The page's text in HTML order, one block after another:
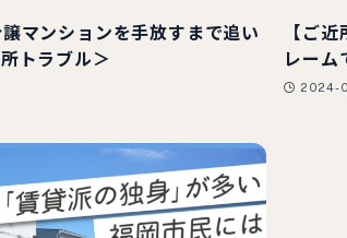
マンションを手放すまで追い
トラブル＞
【ご
レーム
2024-